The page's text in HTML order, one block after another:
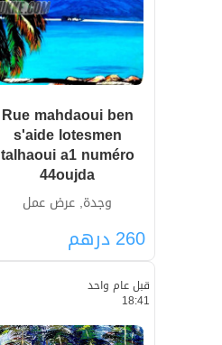
Rue mahdaoui ben
s'aide lotesmen
talhaoui a1 numéro
44oujda
وجدة, عرض عمل
260درهم
قبل عام واحد
18:41